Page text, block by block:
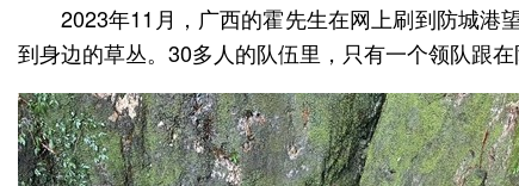
2023年11月，广西的霍先生在网上刷到防城港
到身边的草丛。30多人的队伍里，只有一个领队跟在